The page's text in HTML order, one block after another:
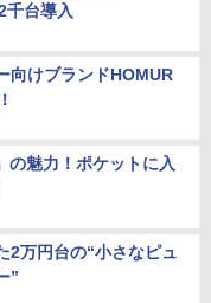
台導入
向けブランドHOMUR
の魅力！ポケットに入
2万円台の“小さなピュ
”